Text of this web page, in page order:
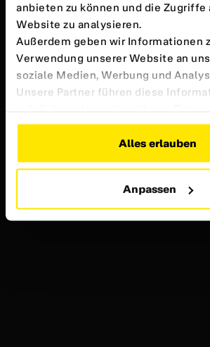
anbieten zu können und die Zugriffe
Website zu analysieren.
Außerdem geben wir Informationen
Verwendung unserer Website an
soziale Medien, Werbung und
Unsere Partner führen diese
du ihnen bereitgestellt hast oder
deiner Nutzung der Dienste
Weitere Informationen findest du in
Alles erlauben
Anpassen